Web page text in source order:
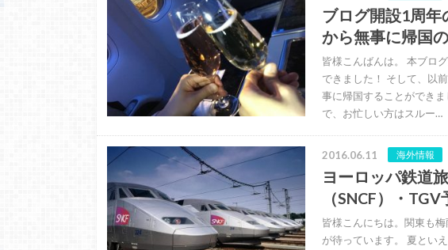
ブログ開設1周年
から無事に帰国
皆様こんばんは。 本ブロ
できました！ そして、以
事に帰国することができ
で、お忙しい方はスルー…
2016.06.11 海外情報
ヨーロッパ鉄道
（SNCF）・
皆様こんにちは。関東も
が待っています。 夏とい